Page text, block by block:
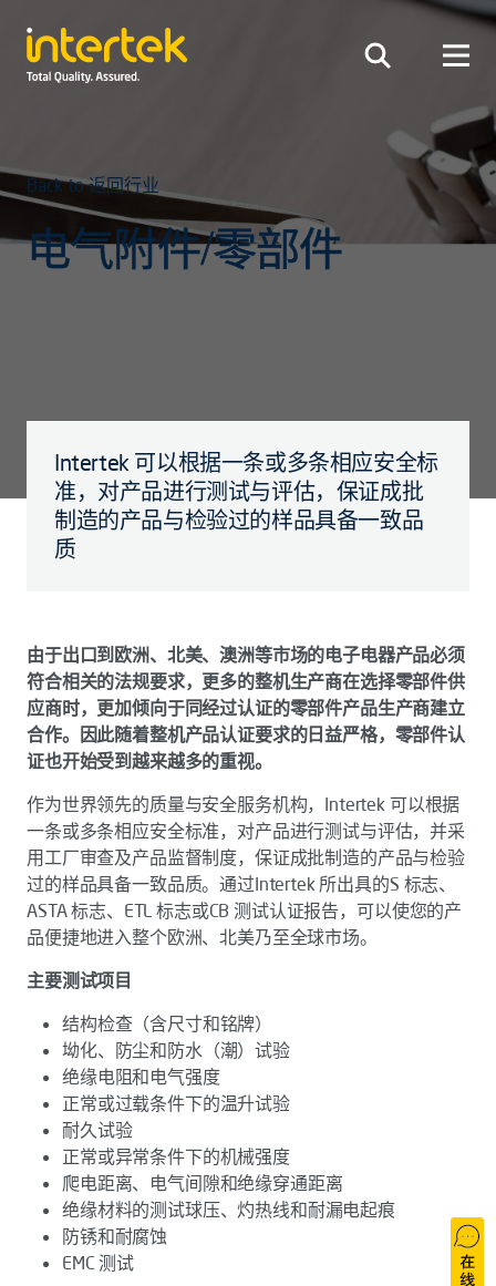
Back to 返回行业
电气附件/零部件
Intertek 可以根据一条或多条相应安全标
准，对产品进行测试与评估，保证成批
制造的产品与检验过的样品具备一致品
质
由于出口到欧洲、北美、澳洲等市场的电子电器产品必须
符合相关的法规要求，更多的整机生产商在选择零部件供
应商时，更加倾向于同经过认证的零部件产品生产商建立
合作。因此随着整机产品认证要求的日益严格，零部件认
证也开始受到越来越多的重视。
作为世界领先的质量与安全服务机构，Intertek 可以根据
一条或多条相应安全标准，对产品进行测试与评估，并采
用工厂审查及产品监督制度，保证成批制造的产品与检验
过的样品具备一致品质。通过Intertek 所出具的S 标志、
ASTA 标志、ETL 标志或CB 测试认证报告，可以使您的产
品便捷地进入整个欧洲、北美乃至全球市场。
主要测试项目
结构检查（含尺寸和铭牌）
坳化、防尘和防水（潮）试验
绝缘电阻和电气强度
正常或过载条件下的温升试验
耐久试验
正常或异常条件下的机械强度
爬电距离、电气间隙和绝缘穿通距离
绝缘材料的测试球压、灼热线和耐漏电起痕
防锈和耐腐蚀
EMC 测试